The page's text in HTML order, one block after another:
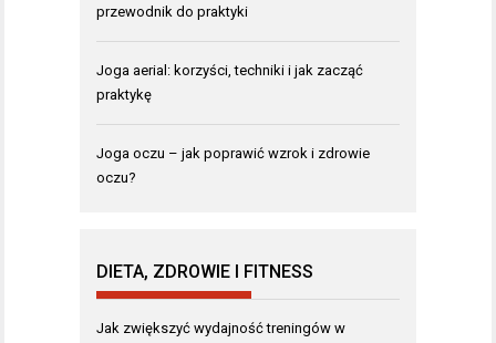
przewodnik do praktyki
Joga aerial: korzyści, techniki i jak zacząć
praktykę
Joga oczu – jak poprawić wzrok i zdrowie
oczu?
DIETA, ZDROWIE I FITNESS
Jak zwiększyć wydajność treningów w